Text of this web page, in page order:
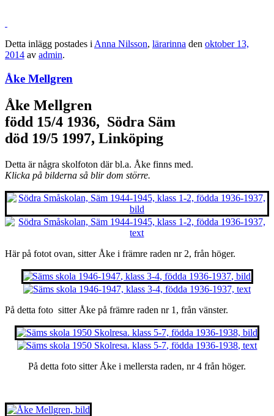
Detta inlägg postades i Anna Nilsson, lärarinna den oktober 13,
2014 av admin.
Åke Mellgren
Åke Mellgren
född 15/4 1936, Södra Säm
död 19/5 1997, Linköping
Detta är några skolfoton där bl.a. Åke finns med.
Klicka på bilderna så blir dom större.
Här på fotot ovan, sitter Åke i främre raden nr 2, från höger.
På detta foto sitter Åke på främre raden nr 1, från vänster.
På detta foto sitter Åke i mellersta raden, nr 4 från höger.